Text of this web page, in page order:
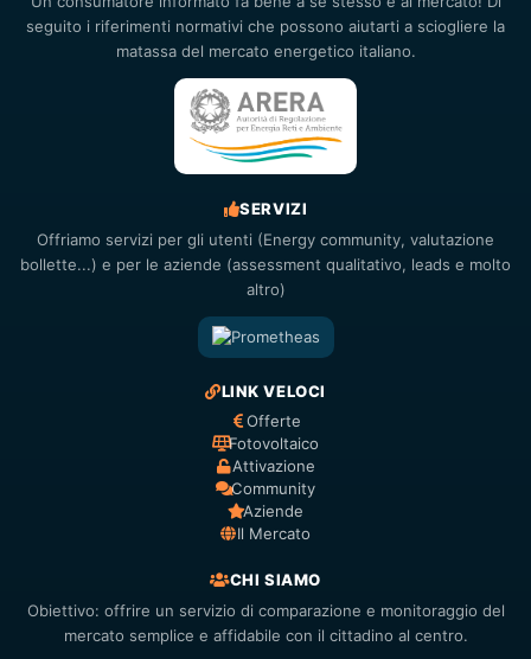
seguito i riferimenti normativi che possono aiutarti a sciogliere la
matassa del mercato energetico italiano.
SERVIZI
Offriamo servizi per gli utenti (Energy community, valutazione
bollette...) e per le aziende (assessment qualitativo, leads e molto
altro)
LINK VELOCI
Offerte
Fotovoltaico
Attivazione
Community
Aziende
Il Mercato
CHI SIAMO
Obiettivo: offrire un servizio di comparazione e monitoraggio del
mercato semplice e affidabile con il cittadino al centro.